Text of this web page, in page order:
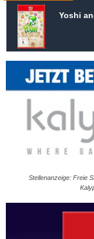
Yoshi
Stellenanzeige: Freie